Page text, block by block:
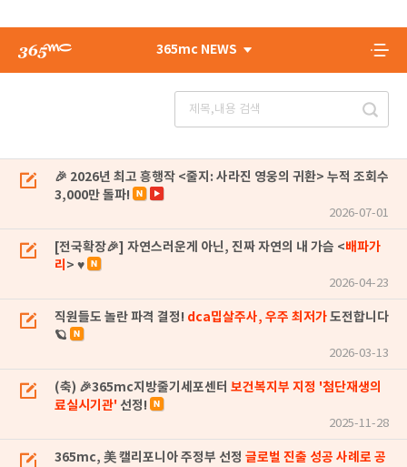
365mc NEWS
🎉 2026년 최고 흥행작 <줄지: 사라진 영웅의 귀환> 누적 조회수
3,000만 돌파!
2026-07-01
[전국확장🎉] 자연스러운게 아닌, 진짜 자연의 내 가슴 <배파가
리 > ♥
2026-04-23
직원들도 놀란 파격 결정! dca밉살주사, 우주 최저가도전합니다
🪐
2026-03-13
(축) 🎉365mc지방줄기세포센터 보건복지부 지정 '첨단재생의
료실시기관' 선정!
2025-11-28
365mc, 美 캘리포니아 주정부 선정 글로벌 진출 성공 사례로 공